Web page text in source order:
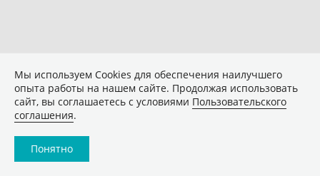
Мы используем Сookies для обеспечения наилучшего
опыта работы на нашем сайте. Продолжая использовать
сайт, вы соглашаетесь с условиями Пользовательского
соглашения.
Понятно